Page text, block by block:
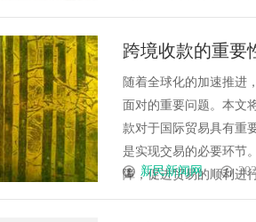
跨境收款的重要
随着全球化的加速推进
面对的重要问题。本文
款对于国际贸易具有重
是实现交易的必要环节
障，促进贸易的顺利进
新民新闻网